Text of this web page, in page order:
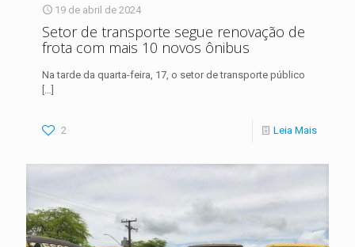
19 de abril de 2024
Setor de transporte segue renovação de
frota com mais 10 novos ônibus
Na tarde da quarta-feira, 17, o setor de transporte público
2 Leia Mais